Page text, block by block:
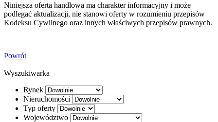
Niniejsza oferta handlowa ma charakter informacyjny i może
podlegać aktualizacji, nie stanowi oferty w rozumieniu przepisów
Kodeksu Cywilnego oraz innych właściwych przepisów prawnych.
Powrót
Wyszukiwarka
Rynek
Nieruchomości
Typ oferty
Województwo